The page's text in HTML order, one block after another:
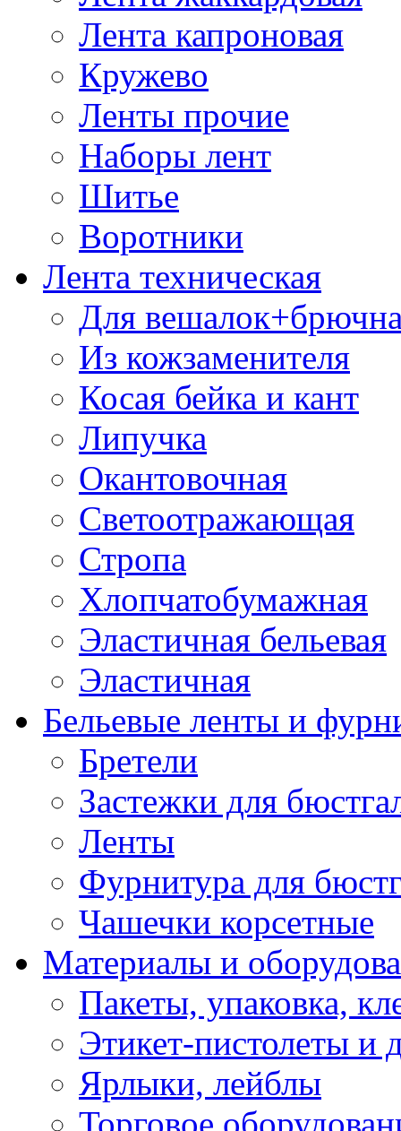
Лента капроновая
Кружево
Ленты прочие
Наборы лент
Шитье
Воротники
Лента техническая
Для
Из кожзаменителя
Косая бейка и кант
Липучка
Окантовочная
Светоотражающая
Стропа
Хлопчатобумажная
Эластичная бельевая
Эластичная
Бельевые ленты и
Бретели
Застежки для
Ленты
Фурнитура для
Чашечки корсетные
Материалы и
Пакеты, упаковка,
Этикет-пистолеты и
Ярлыки, лейблы